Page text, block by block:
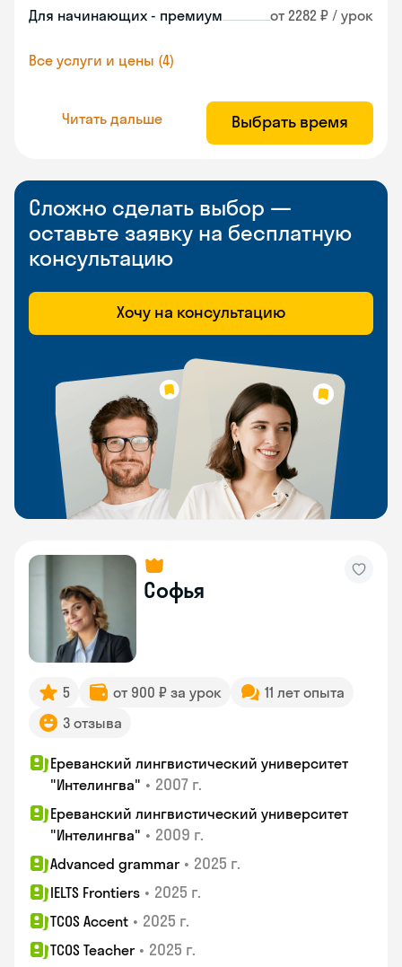
Для начинающих - премиум от 2282 ₽ / урок
Все услуги и цены (4)
Читать дальше Выбрать время
Сложно сделать выбор —
оставьте заявку на бесплатную
консультацию
Хочу на консультацию
Софья
5 от 900 ₽ за урок
11 лет опыта
3 отзыва
Ереванский лингвистический университет
"Интелингва" • 2007 г.
Ереванский лингвистический университет
"Интелингва" • 2009 г.
Advanced grammar • 2025 г.
IELTS Frontiers • 2025 г.
TCOS Accent • 2025 г.
TCOS Teacher • 2025 г.